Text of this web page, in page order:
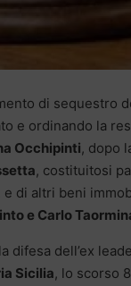
di sequestro
e ordinando la
Occhipinti, dopo
, costituitosi
di altri beni
e Carlo
difesa dell’ex
Sicilia, lo scorso